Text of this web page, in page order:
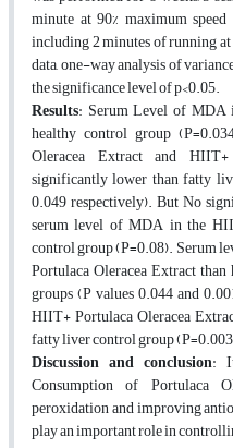
minute at 90% maximum
including 2 minutes of running
data, one-way analysis of
the significance level of p<0.05.
Results: Serum Level of
healthy control group
Oleracea Extract and
significantly lower than fatty
0.049 respectively). But No
serum level of MDA in the
control group (P=0.08). Serum
Portulaca Oleracea Extract
groups (P values 0.044 and
HIIT+ Portulaca Oleracea
fatty liver control group
Discussion and conclusion:
Consumption of Portulaca
peroxidation and improving
play an important role in